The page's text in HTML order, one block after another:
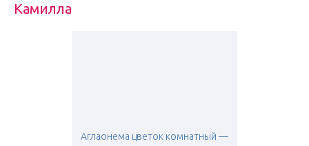
Камилла
Аглаонема цветок комнатный —